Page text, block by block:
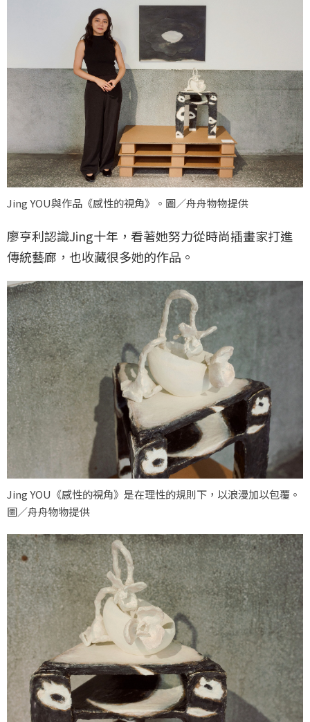
Jing YOU與作品《感性的視角》。圖／舟舟物物提供
廖亨利認識Jing十年，看著她努力從時尚插畫家打進
傳統藝廊，也收藏很多她的作品。
Jing YOU《感性的視角》是在理性的規則下，以浪漫加以包覆。
圖／舟舟物物提供